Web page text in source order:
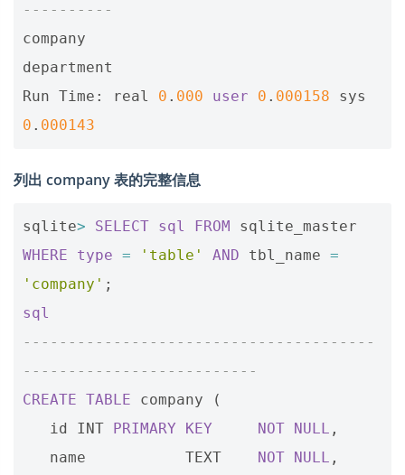
----------
company
department
Run Time : real 0 . 000 user 0 . 000158
sys
0 . 000143
列出 company 表的完整信息
sqlite> SELECT sql FROM
sqlite_master
WHERE
type = 'table' AND tbl_name =
'company' ;
sql
---------------------------------------
--------------------------
CREATE TABLE company
(
id
INT PRIMARY KEY NOT NULL ,
name
TEXT NOT NULL ,